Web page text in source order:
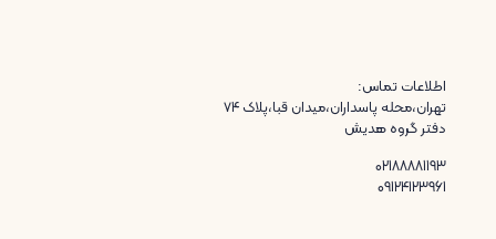
اطلاعات تماس:
تهران،محله پاسداران،میدان قبا،پلاک ۷۴
دفتر گروه هدیش
02188881193
09124123961